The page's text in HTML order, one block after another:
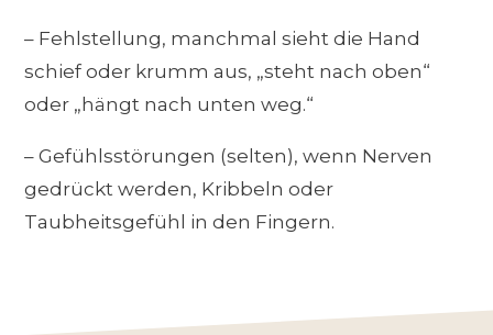
– Fehlstellung, manchmal sieht die Hand
schief oder krumm aus, „steht nach oben“
oder „hängt nach unten weg.“
– Gefühlsstörungen (selten), wenn Nerven
gedrückt werden, Kribbeln oder
Taubheitsgefühl in den Fingern.